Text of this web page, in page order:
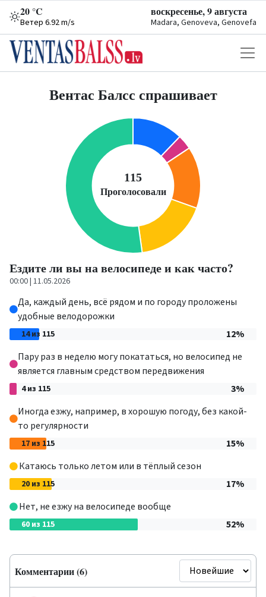
20 °C
Ветер 6.92 m/s
воскресенье, 9 августа
Madara, Genoveva, Genovefa
Вентас Балсс спрашивает
Ездите ли вы на велосипеде и как часто?
00:00 | 11.05.2026
Да, каждый день, всё рядом и по городу проложены
удобные велодорожки
14 из 115
12%
Пару раз в неделю могу покататься, но велосипед не
является главным средством передвижения
4 из 115
3%
Иногда езжу, например, в хорошую погоду, без какой-
то регулярности
17 из 115
15%
Катаюсь только летом или в тёплый сезон
20 из 115
17%
Нет, не езжу на велосипеде вообще
60 из 115 52%
Комментарии (6)